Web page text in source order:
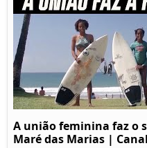
A união feminina faz o
Maré das Marias |